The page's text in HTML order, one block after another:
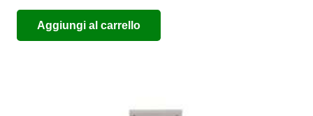
Aggiungi al carrello